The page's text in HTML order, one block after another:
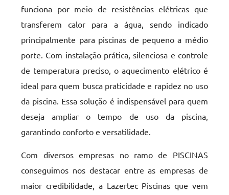
funciona por meio de resistências elétricas que
transferem calor para a água, sendo indicado
principalmente para piscinas de pequeno a médio
porte. Com instalação prática, silenciosa e controle
de temperatura preciso, o aquecimento elétrico é
ideal para quem busca praticidade e rapidez no uso
da piscina. Essa solução é indispensável para quem
deseja ampliar o tempo de uso da piscina,
garantindo conforto e versatilidade.
Com diversos empresas no ramo de PISCINAS
conseguimos nos destacar entre as empresas de
maior credibilidade, a Lazertec Piscinas que vem